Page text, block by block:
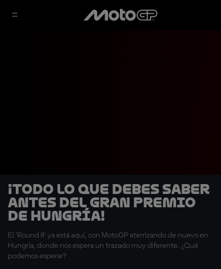
¡Todo lo que debes saber
antes del Gran Premio
de Hungría!
El 'Round 8' ya está aquí, con MotoGP aterrizando de nuevo en
Hungría, donde nos espera un trazado muy diferente. ¿Qué
podemos esperar?